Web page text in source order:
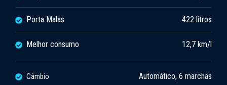
Porta Malas
Melhor consumo
422 litros
12,7 km/l
Câmbio Automático, 6 marchas